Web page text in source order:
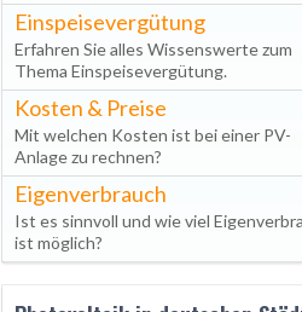
Einspeisevergütung
Erfahren Sie alles Wissenswerte zum
Thema Einspeisevergütung.
Kosten & Preise
Mit welchen Kosten ist bei einer PV-
Anlage zu rechnen?
Eigenverbrauch
Ist es sinnvoll und wie viel
ist möglich?